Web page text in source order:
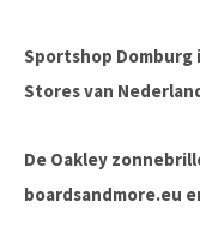
Sportshop Domburg
Stores van
De Oakley
boardsandmore.eu